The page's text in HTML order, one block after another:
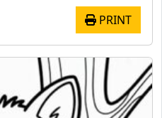
PRINT